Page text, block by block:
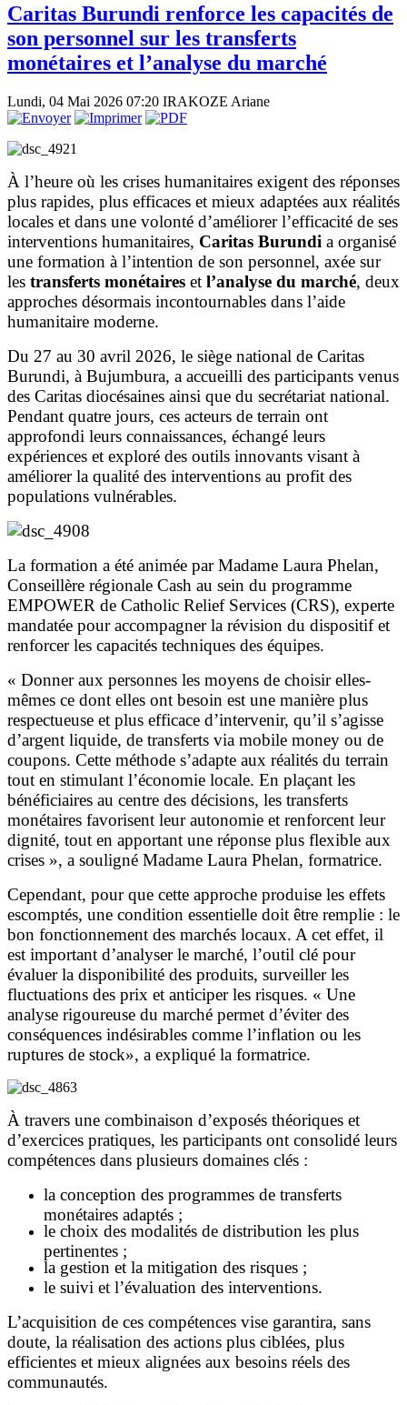
Caritas Burundi renforce les capacités de
son personnel sur les transferts
monétaires et l’analyse du marché
Lundi, 04 Mai 2026 07:20 IRAKOZE Ariane
À l’heure où les crises humanitaires exigent des réponses
plus rapides, plus efficaces et mieux adaptées aux réalités
locales et dans une volonté d’améliorer l’efficacité de ses
interventions humanitaires, Caritas Burundi a organisé
une formation à l’intention de son personnel, axée sur
les transferts monétaires et l’analyse du marché, deux
approches désormais incontournables dans l’aide
humanitaire moderne.
Du 27 au 30 avril 2026, le siège national de Caritas
Burundi, à Bujumbura, a accueilli des participants venus
des Caritas diocésaines ainsi que du secrétariat national.
Pendant quatre jours, ces acteurs de terrain ont
approfondi leurs connaissances, échangé leurs
expériences et exploré des outils innovants visant à
améliorer la qualité des interventions au profit des
populations vulnérables.
La formation a été animée par Madame Laura Phelan,
Conseillère régionale Cash au sein du programme
EMPOWER de Catholic Relief Services (CRS), experte
mandatée pour accompagner la révision du dispositif et
renforcer les capacités techniques des équipes.
« Donner aux personnes les moyens de choisir elles-
mêmes ce dont elles ont besoin est une manière plus
respectueuse et plus efficace d’intervenir, qu’il s’agisse
d’argent liquide, de transferts via mobile money ou de
coupons. Cette méthode s’adapte aux réalités du terrain
tout en stimulant l’économie locale. En plaçant les
bénéficiaires au centre des décisions, les transferts
monétaires favorisent leur autonomie et renforcent leur
dignité, tout en apportant une réponse plus flexible aux
crises », a souligné Madame Laura Phelan, formatrice.
Cependant, pour que cette approche produise les effets
escomptés, une condition essentielle doit être remplie : le
bon fonctionnement des marchés locaux. A cet effet, il
est important d’analyser le marché, l’outil clé pour
évaluer la disponibilité des produits, surveiller les
fluctuations des prix et anticiper les risques. « Une
analyse rigoureuse du marché permet d’éviter des
conséquences indésirables comme l’inflation ou les
ruptures de stock», a expliqué la formatrice.
À travers une combinaison d’exposés théoriques et
d’exercices pratiques, les participants ont consolidé leurs
compétences dans plusieurs domaines clés :
la conception des programmes de transferts
monétaires adaptés ;
le choix des modalités de distribution les plus
pertinentes ;
la gestion et la mitigation des risques ;
le suivi et l’évaluation des interventions.
L’acquisition de ces compétences vise garantira, sans
doute, la réalisation des actions plus ciblées, plus
efficientes et mieux alignées aux besoins réels des
communautés.